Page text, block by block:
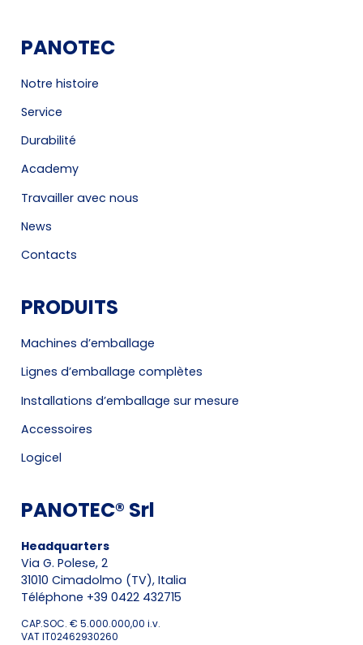
PANOTEC
Notre histoire
Service
Durabilité
Academy
Travailler avec nous
News
Contacts
PRODUITS
Machines d’emballage
Lignes d’emballage complètes
Installations d’emballage sur mesure
Accessoires
Logicel
PANOTEC® Srl
Headquarters
Via G. Polese, 2
31010 Cimadolmo (TV), Italia
Téléphone +39 0422 432715
CAP.SOC. € 5.000.000,00 i.v.
VAT IT02462930260